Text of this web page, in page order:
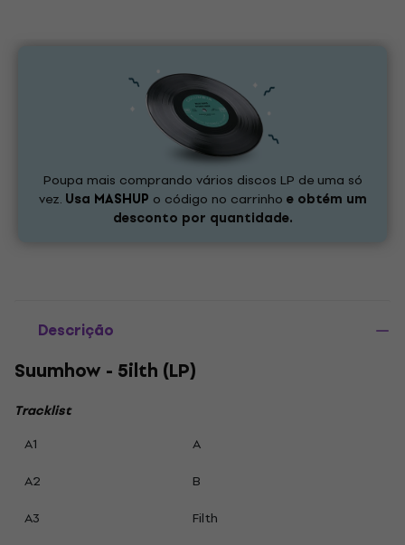
Poupa mais comprando vários discos LP de uma só
vez. Usa MASHUP o código no carrinho e obtém um
desconto por quantidade.
Descrição
Suumhow - 5ilth (LP)
Tracklist
A1
A
A2
B
A3
Filth